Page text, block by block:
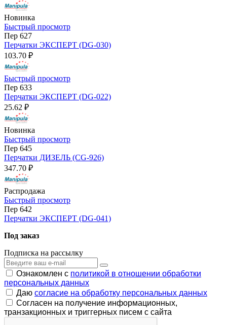
Новинка
Быстрый просмотр
Пер 627
Перчатки ЭКСПЕРТ (DG-030)
103.70 ₽
Быстрый просмотр
Пер 633
Перчатки ЭКСПЕРТ (DG-022)
25.62 ₽
Новинка
Быстрый просмотр
Пер 645
Перчатки ДИЗЕЛЬ (CG-926)
347.70 ₽
Распродажа
Быстрый просмотр
Пер 642
Перчатки ЭКСПЕРТ (DG-041)
Под заказ
Подписка на рассылку
Ознакомлен с политикой в отношении обработки
персональных данных
Даю согласие на обработку персональных данных
Согласен на получение информационных,
транзакционных и триггерных писем с сайта